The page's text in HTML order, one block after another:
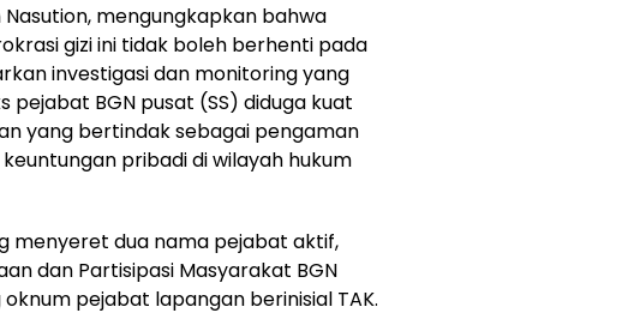
Nasution, mengungkapkan bahwa
gizi ini tidak boleh berhenti pada
investigasi dan monitoring yang
pejabat BGN pusat (SS) diduga kuat
yang bertindak sebagai pengaman
pribadi di wilayah hukum
menyeret dua nama pejabat aktif,
dan Partisipasi Masyarakat BGN
pejabat lapangan berinisial TAK.